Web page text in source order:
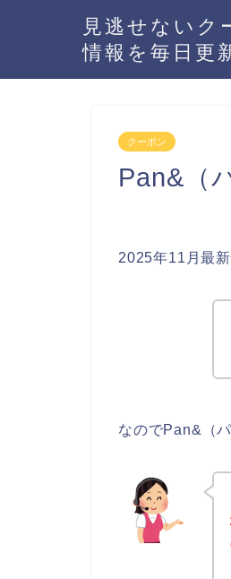
見逃せないク
情報を毎日更
クーポン
Pan&（
2025年11月最
なのでPan&（